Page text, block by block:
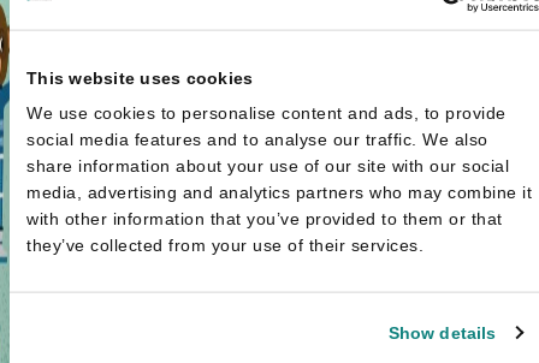
This website uses cookies
We use cookies to personalise content and ads, to provide
social media features and to analyse our traffic. We also
share information about your use of our site with our social
media, advertising and analytics partners who may combine it
with other information that you’ve provided to them or that
they’ve collected from your use of their services.
Show details